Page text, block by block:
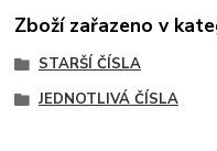
Zboží zařazeno v
STARŠÍ ČÍSLA
JEDNOTLIVÁ ČÍSLA